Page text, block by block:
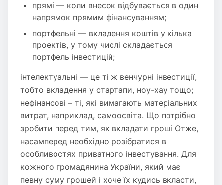
прямі — коли внесок відбувається в один
напрямок прямим фінансуванням;
портфельні — вкладення коштів у кілька
проектів, у тому числі складається
портфель інвестицій;
інтелектуальні — це ті ж венчурні інвестиції,
тобто вкладення у стартапи, ноу-хау тощо;
нефінансові – ті, які вимагають матеріальних
витрат, наприклад, самоосвіта. Що потрібно
зробити перед тим, як вкладати гроші Отже,
насамперед необхідно розібратися в
особливостях приватного інвестування. Для
кожного громадянина України, який має
певну суму грошей і хоче їх кудись вкласти,